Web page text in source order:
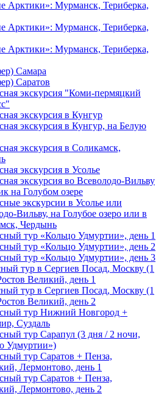
Арктики»: Мурманск, Териберка,
Арктики»: Мурманск, Териберка,
Арктики»: Мурманск, Териберка,
Самара
Саратов
экскурсия "Коми-пермяцкий
экскурсия в Кунгур
экскурсия в Кунгур, на Белую
экскурсия в Соликамск,
экскурсия в Усолье
экскурсия во Всеволодо-Вильву
на Голубом озере
экскурсии в Усолье или
Вильву, на Голубое озеро или в
Чердынь
тур «Кольцо Удмуртии», день 1
тур «Кольцо Удмуртии», день 2
тур «Кольцо Удмуртии», день 3
тур в Сергиев Посад, Москву (1
Великий, день 1
тур в Сергиев Посад, Москву (1
Великий, день 2
тур Нижний Новгород +
Суздаль
тур Сарапул (3 дня / 2 ночи,
Удмуртии»)
тур Саратов + Пенза,
Лермонтово, день 1
тур Саратов + Пенза,
Лермонтово, день 2